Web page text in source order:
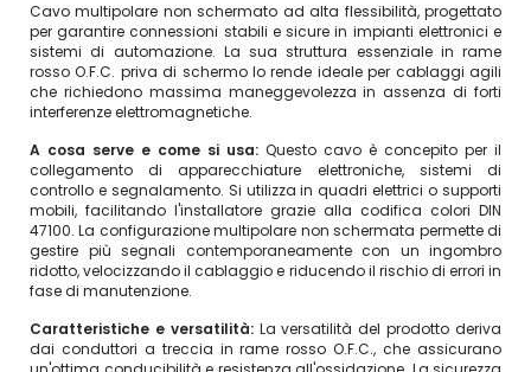
Cavo multipolare non schermato ad alta flessibilità, progettato
per garantire connessioni stabili e sicure in impianti elettronici e
sistemi di automazione. La sua struttura essenziale in rame
rosso O.F.C. priva di schermo lo rende ideale per cablaggi agili
che richiedono massima maneggevolezza in assenza di forti
interferenze elettromagnetiche.
A cosa serve e come si usa: Questo cavo è concepito per il
collegamento di apparecchiature elettroniche, sistemi di
controllo e segnalamento. Si utilizza in quadri elettrici o supporti
mobili, facilitando l'installatore grazie alla codifica colori DIN
47100. La configurazione multipolare non schermata permette di
gestire più segnali contemporaneamente con un ingombro
ridotto, velocizzando il cablaggio e riducendo il rischio di errori in
fase di manutenzione.
Caratteristiche e versatilità: La versatilità del prodotto deriva
dai conduttori a treccia in rame rosso O.F.C., che assicurano